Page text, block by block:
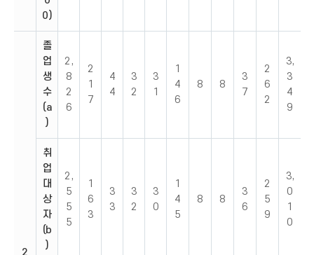
0)
2
졸
업
생
수
(a
)
2,
8
2
6
2
1
7
4
4
3
2
3
1
1
4
6
8 8
3
7
2
6
2
3,
3
4
9
취
업
대
상
자
(b
)
2,
5
5
5
1
6
3
3
3
3
2
3
0
1
4
5
8 8
3
6
2
5
9
3,
0
1
0